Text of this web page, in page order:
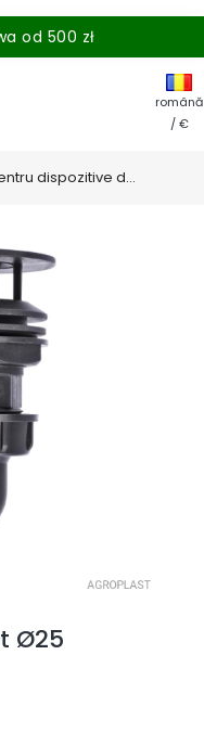
od 500 zł
română
/ €
Celelalte piese pentru dispozitive de stropire
Ø25